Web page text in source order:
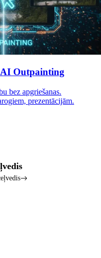
Outpainting
bez apgriešanas.
prezentācijām.